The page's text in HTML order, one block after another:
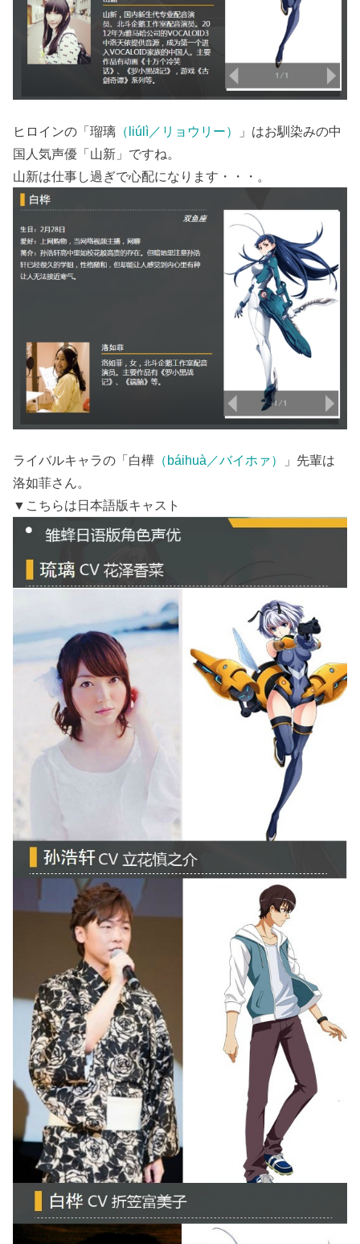
ヒロインの「瑠璃 （liúlì／リョウリー）
」はお馴染みの中
国人気声優「山新」ですね。
山新は仕事し過ぎで心配になります・・・。
ライバルキャラの「白樺 （báihuà／バイホァ）
」先輩は
洛如菲さん。
▼こちらは日本語版キャスト